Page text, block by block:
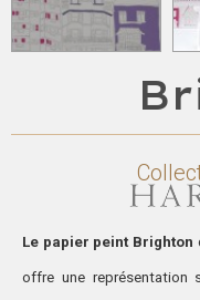
Le papier peint Brighton
offre une représentation